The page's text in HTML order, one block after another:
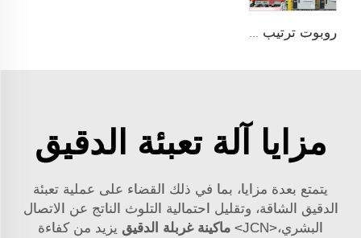
روبوت ترتيب على托盘
مزايا آلة تعبئة الدقيق
يتمتع بعدة مزايا، بما في ذلك القضاء على عملية تعبئة
الدقيق الشاقة، وتقليل احتمالية التلوث الناتج عن الاتصال
البشري،<JCN>
ماكينة غربلة الدقيق يزيد من كفاءة